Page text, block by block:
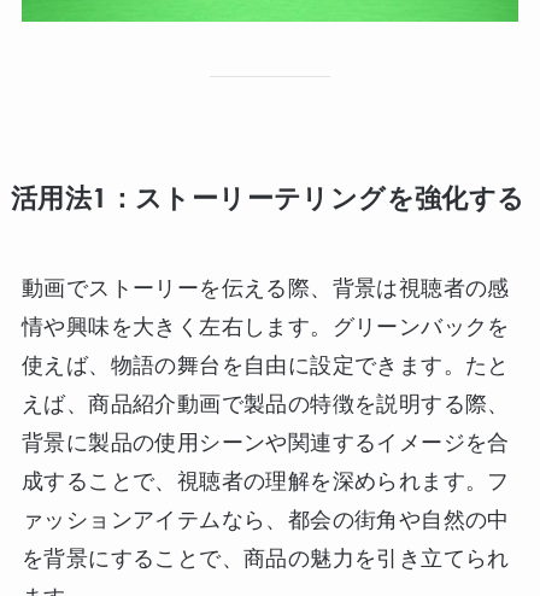
活用法1：ストーリーテリングを強化する
動画でストーリーを伝える際、背景は視聴者の感
情や興味を大きく左右します。グリーンバックを
使えば、物語の舞台を自由に設定できます。たと
えば、商品紹介動画で製品の特徴を説明する際、
背景に製品の使用シーンや関連するイメージを合
成することで、視聴者の理解を深められます。フ
ァッションアイテムなら、都会の街角や自然の中
を背景にすることで、商品の魅力を引き立てられ